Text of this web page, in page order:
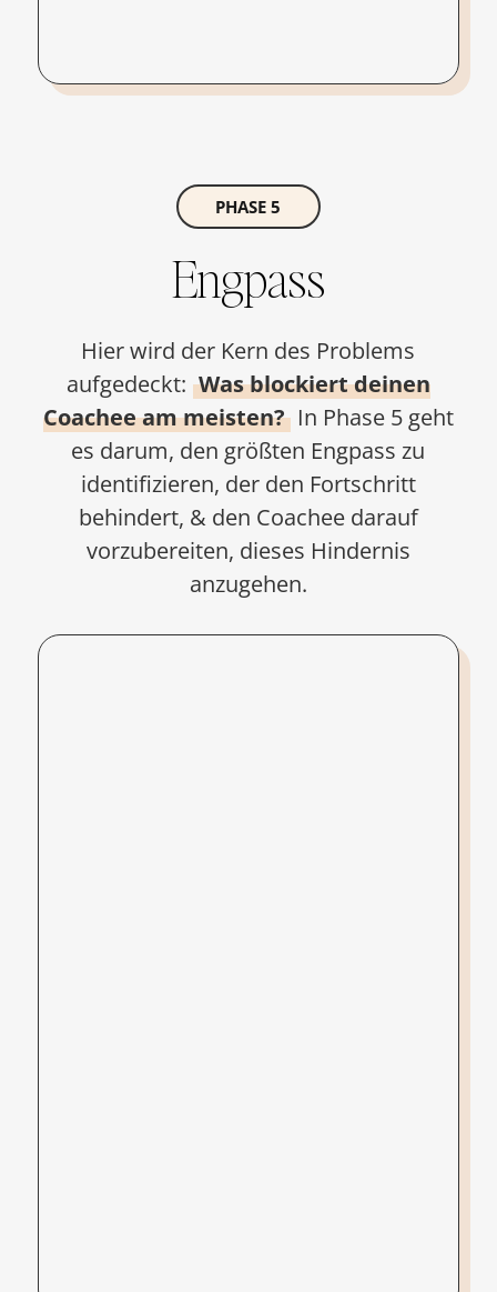
PHASE 5
Engpass
Hier wird der Kern des Problems
aufgedeckt: Was blockiert deinen
Coachee am meisten? In Phase 5 geht
es darum, den größten Engpass zu
identifizieren, der den Fortschritt
behindert, & den Coachee darauf
vorzubereiten, dieses Hindernis
anzugehen.